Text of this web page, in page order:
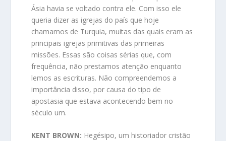
Ásia havia se voltado contra ele. Com isso ele
queria dizer as igrejas do país que hoje
chamamos de Turquia, muitas das quais eram as
principais igrejas primitivas das primeiras
missões. Essas são coisas sérias que, com
frequência, não prestamos atenção enquanto
lemos as escrituras. Não compreendemos a
importância disso, por causa do tipo de
apostasia que estava acontecendo bem no
século um.
KENT BROWN: Hegésipo, um historiador cristão